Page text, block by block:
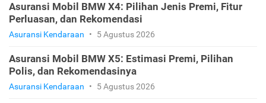
Asuransi Mobil BMW X4: Pilihan Jenis Premi, Fitur
Perluasan, dan Rekomendasi
Asuransi Kendaraan • 5 Agustus 2026
Asuransi Mobil BMW X5: Estimasi Premi, Pilihan
Polis, dan Rekomendasinya
Asuransi Kendaraan • 5 Agustus 2026